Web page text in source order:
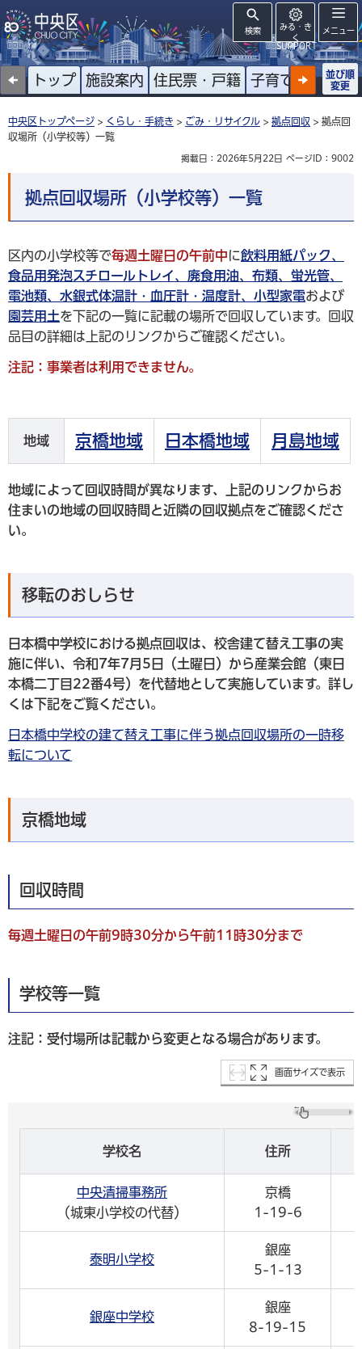
検索
みる・き
く
SUPPORT
メニュー
トップ 施設案内 住民票・戸籍 子育て 高齢者
並び順
変更
中央区トップページ > くらし・手続き > ごみ・リサイクル > 拠点回収 > 拠点回
収場所（小学校等）一覧
掲載日：2026年5月22日 ページID：9002
拠点回収場所（小学校等）一覧
区内の小学校等で毎週土曜日の午前中に飲料用紙パック、
食品用発泡スチロールトレイ、 廃食用油、 布類、 蛍光管、
電池類、 水銀式体温計・血圧計・温度計、 小型家電および
園芸用土を下記の一覧に記載の場所で回収しています。回収
品目の詳細は上記のリンクからご確認ください。
注記：事業者は利用できません。
地域 京橋地域 日本橋地域 月島地域
地域によって回収時間が異なります、上記のリンクからお
住まいの地域の回収時間と近隣の回収拠点をご確認くださ
い。
移転のおしらせ
日本橋中学校における拠点回収は、校舎建て替え工事の実
施に伴い、令和7年7月5日（土曜日）から産業会館（東日
本橋二丁目22番4号）を代替地として実施しています。詳し
くは下記をご覧ください。
日本橋中学校の建て替え工事に伴う拠点回収場所の一時移
転について
京橋地域
回収時間
毎週土曜日の午前9時30分から午前11時30分まで
学校等一覧
注記：受付場所は記載から変更となる場合があります。
画面サイズで表示
学校名 住所
中央清掃事務所
（城東小学校の代替）
京橋
1-19-6
泰明小学校
銀座
5-1-13
銀座中学校
銀座
8-19-15